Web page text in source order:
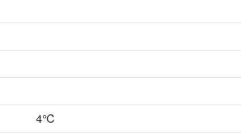
4℃